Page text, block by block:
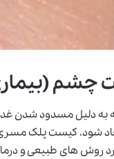
چشم
دلیل مسدود شدن
ایجاد شود. کیست پلک
روش های طبیعی و